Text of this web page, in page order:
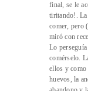
final, se le
tiritando!. La
comer, pero
miró con
Lo perseguía
comérselo.
ellos y como
huevos, la